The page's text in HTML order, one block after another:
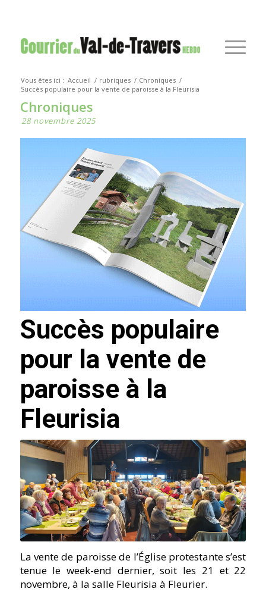
Vous êtes ici : Accueil / rubriques / Chroniques /
Succès populaire pour la vente de paroisse à la Fleurisia
Chroniques
28 novembre 2025
Succès populaire
pour la vente de
paroisse à la
Fleurisia
La vente de paroisse de l’Église protestante s’est
tenue le week-end dernier, soit les 21 et 22
novembre, à la salle Fleurisia à Fleurier.